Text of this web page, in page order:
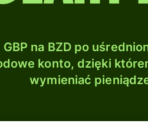
na BZD po
konto, dzięki
wymieniać